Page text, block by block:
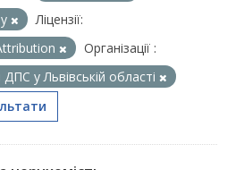
Ліцензії:
Організації :
у Львівській області